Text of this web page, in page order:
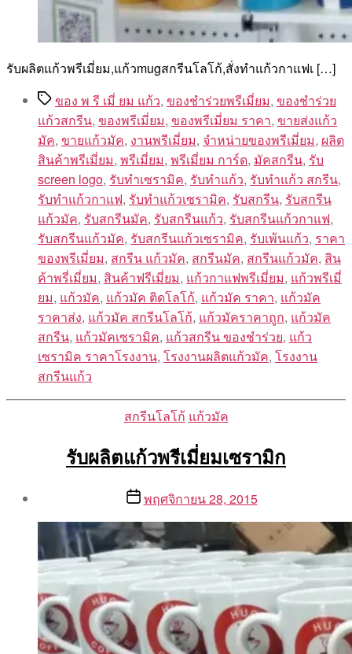
รับผลิตแก้วพรีเมี่ยม,แก้วmugสกรีนโลโก้,สั่งทําแก้วกาแฟเ […]
Tagsของ พ รี เมี่ ยม แก้ว, ของชำร่วยพรีเมี่ยม, ของชําร่วย
แก้วสกรีน, ของพรีเมี่ยม, ของพรีเมี่ยม ราคา, ขายส่งแก้ว
มัค, ขายแก้วมัค, งานพรีเมี่ยม, จำหน่ายของพรีเมี่ยม, ผลิต
สินค้าพรีเมี่ยม, พรีเมี่ยม, พรีเมี่ยม การ์ด, มัคสกรีน, รับ
screen logo, รับทำเซรามิค, รับทำแก้ว, รับทำแก้ว สกรีน,
รับทำแก้วกาแฟ, รับทำแก้วเซรามิค, รับสกรีน, รับสกรีน
แก้วมัค, รับสกรีนมัค, รับสกรีนแก้ว, รับสกรีนแก้วกาแฟ,
รับสกรีนแก้วมัค, รับสกรีนแก้วเซรามิค, รับเพ้นแก้ว, ราคา
ของพรีเมี่ยม, สกรีน แก้วมัค, สกรีนมัค, สกรีนแก้วมัค, สิน
ค้าพรี่เมี่ยม, สินค้าฟรีเมี่ยม, แก้วกาแฟพรีเมี่ยม, แก้วพรีเมี่
ยม, แก้วมัค, แก้วมัค ติดโลโก้, แก้วมัค ราคา, แก้วมัค
ราคาส่ง, แก้วมัค สกรีนโลโก้, แก้วมัคราคาถูก, แก้วมัค
สกรีน, แก้วมัคเซรามิค, แก้วสกรีน ของชําร่วย, แก้ว
เซรามิค ราคาโรงงาน, โรงงานผลิตแก้วมัค, โรงงาน
สกรีนแก้ว
Categories
สกรีนโลโก้ แก้วมัค
รับผลิตแก้วพรีเมี่ยมเซรามิก
By
Postพฤศจิกายน 28, 2015